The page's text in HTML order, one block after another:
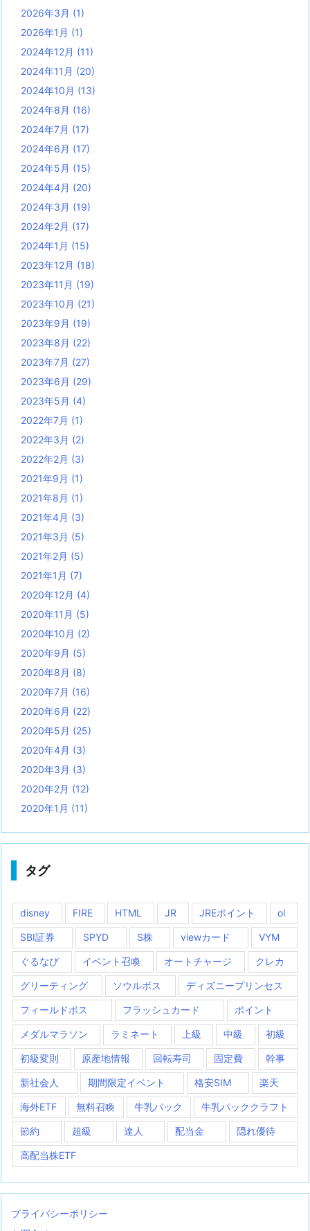
2026年3月 (1)
2026年1月 (1)
2024年12月 (11)
2024年11月 (20)
2024年10月 (13)
2024年8月 (16)
2024年7月 (17)
2024年6月 (17)
2024年5月 (15)
2024年4月 (20)
2024年3月 (19)
2024年2月 (17)
2024年1月 (15)
2023年12月 (18)
2023年11月 (19)
2023年10月 (21)
2023年9月 (19)
2023年8月 (22)
2023年7月 (27)
2023年6月 (29)
2023年5月 (4)
2022年7月 (1)
2022年3月 (2)
2022年2月 (3)
2021年9月 (1)
2021年8月 (1)
2021年4月 (3)
2021年3月 (5)
2021年2月 (5)
2021年1月 (7)
2020年12月 (4)
2020年11月 (5)
2020年10月 (2)
2020年9月 (5)
2020年8月 (8)
2020年7月 (16)
2020年6月 (22)
2020年5月 (25)
2020年4月 (3)
2020年3月 (3)
2020年2月 (12)
2020年1月 (11)
タグ
disney FIRE HTML JR JREポイント ol
SBI証券 SPYD S株 viewカード VYM
ぐるなび イベント召喚 オートチャージ クレカ
グリーティング ソウルボス ディズニープリンセス
フィールドボス フラッシュカード ポイント
メダルマラソン ラミネート 上級 中級 初級
初級変則 原産地情報 回転寿司 固定費 幹事
新社会人 期間限定イベント 格安SIM 楽天
海外ETF 無料召喚 牛乳パック 牛乳パッククラフト
節約 超級 達人 配当金 隠れ優待
高配当株ETF
プライバシーポリシー